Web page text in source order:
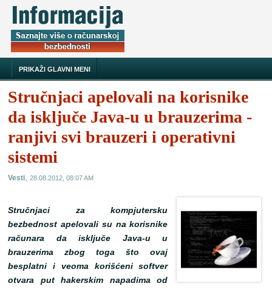
PRIKAŽI GLAVNI MENI
Stručnjaci apelovali na korisnike
da isključe Java-u u brauzerima -
ranjivi svi brauzeri i operativni
sistemi
Vesti,28.08.2012, 08:07 AM
Stručnjaci za kompjutersku
bezbednost apelovali su na korisnike
računara da isključe Java-u u
brauzerima zbog toga što ovaj
besplatni i veoma korišćeni softver
otvara put hakerskim napadima od